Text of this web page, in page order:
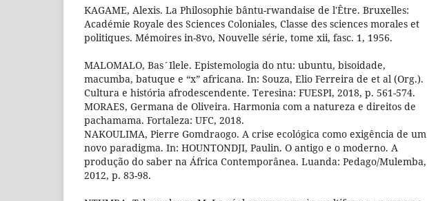
KAGAME, Alexis. La Philosophie bântu-rwandaise de l'Être. Bruxelles:
Académie Royale des Sciences Coloniales, Classe des sciences morales et
politiques. Mémoires in-8vo, Nouvelle série, tome xii, fasc. 1, 1956.
MALOMALO, Bas´Ilele. Epistemologia do ntu: ubuntu, bisoidade,
macumba, batuque e “x” africana. In: Souza, Elio Ferreira de et al (Org.).
Cultura e história afrodescendente. Teresina: FUESPI, 2018, p. 561-574.
MORAES, Germana de Oliveira. Harmonia com a natureza e direitos de
pachamama. Fortaleza: UFC, 2018.
NAKOULIMA, Pierre Gomdraogo. A crise ecológica como exigência de um
novo paradigma. In: HOUNTONDJI, Paulin. O antigo e o moderno. A
produção do saber na África Contemporânea. Luanda: Pedago/Mulemba,
2012, p. 83-98.